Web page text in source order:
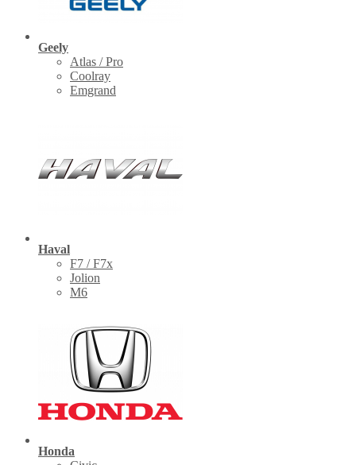
Geely
Atlas / Pro
Coolray
Emgrand
Haval
F7 / F7x
Jolion
M6
Honda